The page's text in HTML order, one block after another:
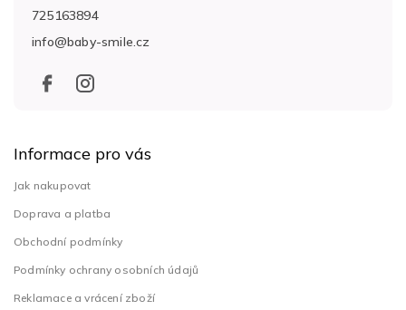
info@baby-smile.cz
725163894
Informace pro vás
Jak nakupovat
Doprava a platba
Obchodní podmínky
Podmínky ochrany osobních údajů
Reklamace a vrácení zboží